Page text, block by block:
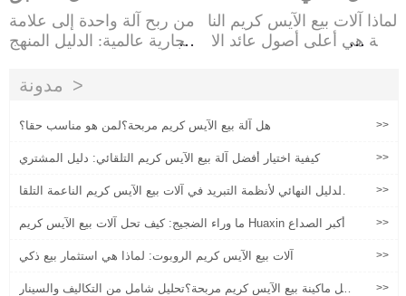
من ربح آلة واحدة إلى علامة
تجارية عالمية: الدليل المنهج
لماذا آلات بيع الآيس كريم النا
عمة هي أعلى أصول عائد الا
مدونة
هل آلة بيع الآيس كريم مربحة؟لمن هو مناسب حقا؟ >>
كيفية اختيار أفضل آلة بيع الآيس كريم التلقائي: دليل المشتري >>
الدليل النهائي لأنظمة التبريد في آلات بيع الآيس كريم الناعمة التلقا
>>
ما وراء الضجيج: كيف تحل آلات بيع الآيس كريم Huaxin أكبر الصداع >>
آلات بيع الآيس كريم الروبوت: لماذا هي استثمار بيع ذكي >>
هل ماكينة بيع الآيس كريم مربحة؟تحليل شامل من التكاليف والسينار
>>